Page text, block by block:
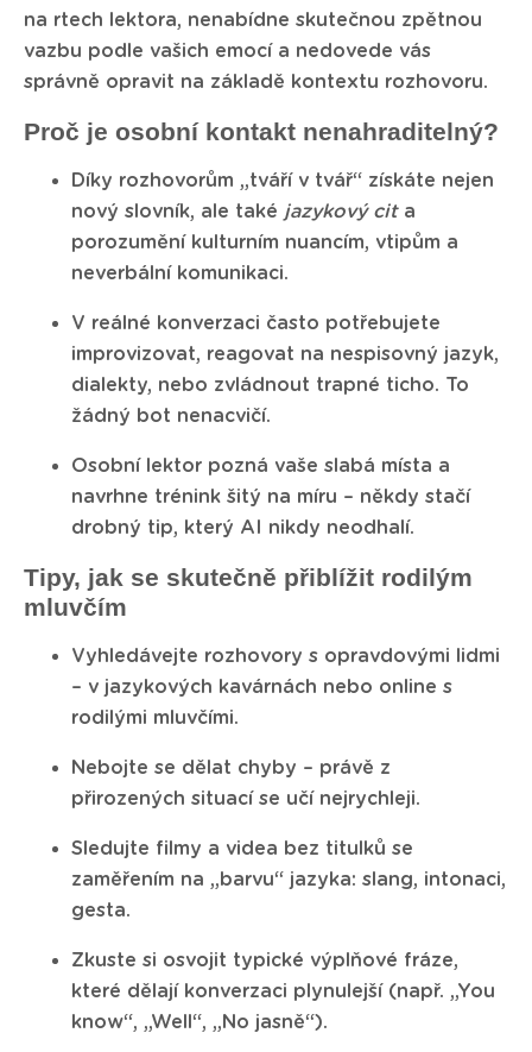
na rtech lektora, nenabídne skutečnou zpětnou
vazbu podle vašich emocí a nedovede vás
správně opravit na základě kontextu rozhovoru.
Proč je osobní kontakt nenahraditelný?
Díky rozhovorům „tváří v tvář“ získáte nejen
nový slovník, ale také jazykový cita
porozumění kulturním nuancím, vtipům a
neverbální komunikaci.
V reálné konverzaci často potřebujete
improvizovat, reagovat na nespisovný jazyk,
dialekty, nebo zvládnout trapné ticho. To
žádný bot nenacvičí.
Osobní lektor pozná vaše slabá místa a
navrhne trénink šitý na míru – někdy stačí
drobný tip, který AI nikdy neodhalí.
Tipy, jak se skutečně přiblížit rodilým
mluvčím
Vyhledávejte rozhovory s opravdovými lidmi
– v jazykových kavárnách nebo online s
rodilými mluvčími.
Nebojte se dělat chyby – právě z
přirozených situací se učí nejrychleji.
Sledujte filmy a videa bez titulků se
zaměřením na „barvu“ jazyka: slang, intonaci,
gesta.
Zkuste si osvojit typické výplňové fráze,
které dělají konverzaci plynulejší (např. „You
know“, „Well“, „No jasně“).